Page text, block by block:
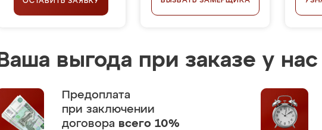
Ваша выгода при заказе у нас
Предоплата
при заключении
договора всего 10%